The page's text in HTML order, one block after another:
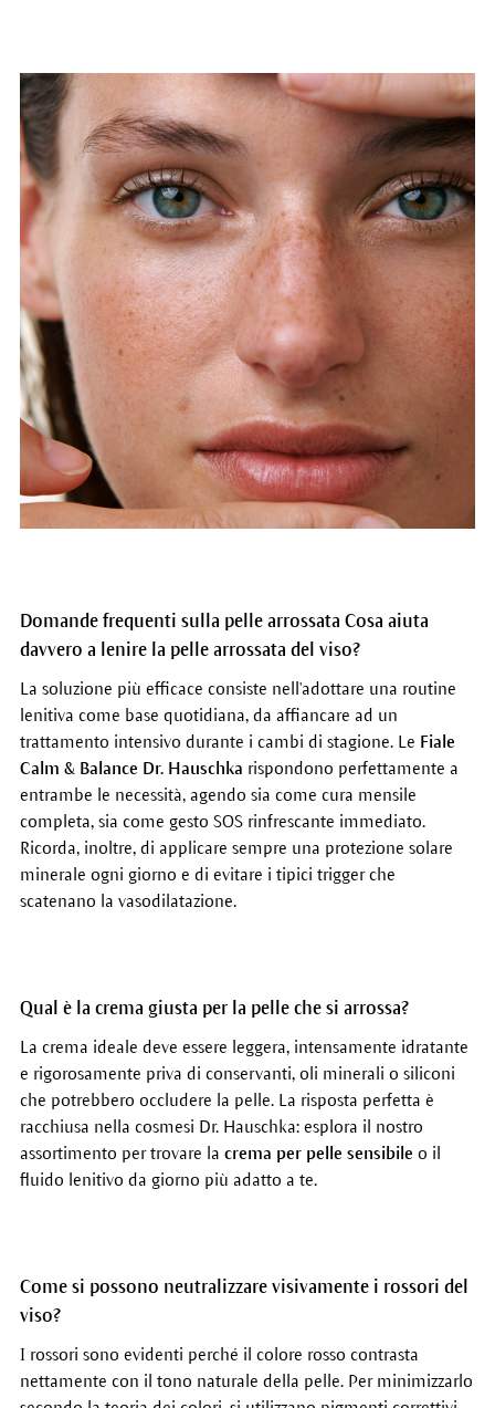
Domande frequenti sulla pelle arrossata Cosa aiuta
davvero a lenire la pelle arrossata del viso?
La soluzione più efficace consiste nell'adottare una routine
lenitiva come base quotidiana, da affiancare ad un
trattamento intensivo durante i cambi di stagione. Le Fiale
Calm & Balance Dr. Hauschka rispondono perfettamente a
entrambe le necessità, agendo sia come cura mensile
completa, sia come gesto SOS rinfrescante immediato.
Ricorda, inoltre, di applicare sempre una protezione solare
minerale ogni giorno e di evitare i tipici trigger che
scatenano la vasodilatazione.
Qual è la crema giusta per la pelle che si arrossa?
La crema ideale deve essere leggera, intensamente idratante
e rigorosamente priva di conservanti, oli minerali o siliconi
che potrebbero occludere la pelle. La risposta perfetta è
racchiusa nella cosmesi Dr. Hauschka: esplora il nostro
assortimento per trovare la crema per pelle sensibile o il
fluido lenitivo da giorno più adatto a te.
Come si possono neutralizzare visivamente i rossori del
viso?
I rossori sono evidenti perché il colore rosso contrasta
nettamente con il tono naturale della pelle. Per minimizzarlo